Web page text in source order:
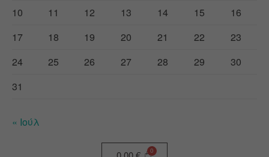
10
11 12 13 14 15
16
17
18 19 20 21 22
23
24
25 26 27 28 29
30
31
« Ιούλ